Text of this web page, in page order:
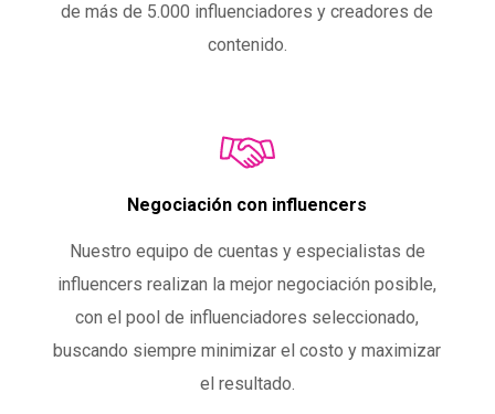
de más de 5.000 influenciadores y creadores de
contenido.
Negociación con influencers
Nuestro equipo de cuentas y especialistas de
influencers realizan la mejor negociación posible,
con el pool de influenciadores seleccionado,
buscando siempre minimizar el costo y maximizar
el resultado.